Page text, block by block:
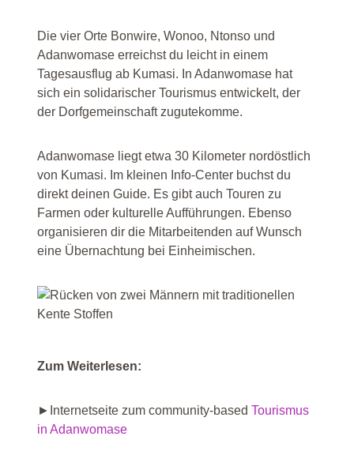
Die vier Orte Bonwire, Wonoo, Ntonso und
Adanwomase erreichst du leicht in einem
Tagesausflug ab Kumasi. In Adanwomase hat
sich ein solidarischer Tourismus entwickelt, der
der Dorfgemeinschaft zugutekomme.
Adanwomase liegt etwa 30 Kilometer nordöstlich
von Kumasi. Im kleinen Info-Center buchst du
direkt deinen Guide. Es gibt auch Touren zu
Farmen oder kulturelle Aufführungen. Ebenso
organisieren dir die Mitarbeitenden auf Wunsch
eine Übernachtung bei Einheimischen.
Zum Weiterlesen:
►Internetseite zum community-basedTourismus
in Adanwomase